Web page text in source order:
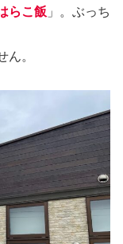
らこ飯 」。ぶっち
ん。